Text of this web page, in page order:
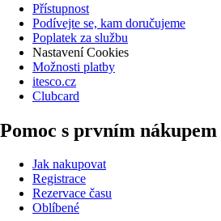
Přístupnost
Podívejte se, kam doručujeme
Poplatek za službu
Nastavení Cookies
Možnosti platby
itesco.cz
Clubcard
Pomoc s prvním nákupem
Jak nakupovat
Registrace
Rezervace času
Oblíbené